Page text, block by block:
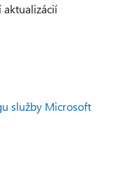
aktualizácií
služby Microsoft